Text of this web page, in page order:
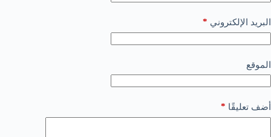
البريد الإلكتروني *
الموقع
أضف تعليقًا *